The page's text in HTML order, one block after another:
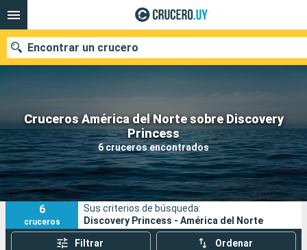
Cruceros América del Norte sobre Discovery
Princess
6 cruceros encontrados
Encontrar un crucero
Nuestros destinos
Fecha de salida
Puertos Compañías
Buscar
6
cruceros
Sus criterios de búsqueda:
Discovery Princess - América del Norte
Filtrar Ordenar